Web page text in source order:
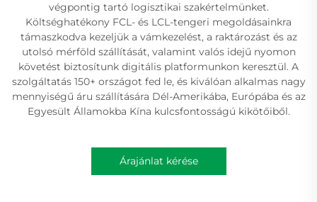
végpontig tartó logisztikai szakértelmünket.
Költséghatékony FCL- és LCL-tengeri megoldásainkra
támaszkodva kezeljük a vámkezelést, a raktározást és az
utolsó mérföld szállítását, valamint valós idejű nyomon
követést biztosítunk digitális platformunkon keresztül. A
szolgáltatás 150+ országot fed le, és kiválóan alkalmas nagy
mennyiségű áru szállítására Dél-Amerikába, Európába és az
Egyesült Államokba Kína kulcsfontosságú kikötőiből.
Árajánlat kérése